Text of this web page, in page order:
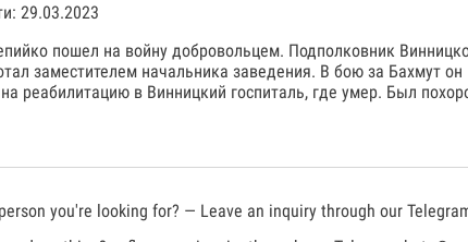
29.03.2023
пошел на войну добровольцем. Подполковник
заместителем начальника заведения. В бою за Бахмут
реабилитацию в Винницкий госпиталь, где умер. Был
you're looking for? — Leave an inquiry through our